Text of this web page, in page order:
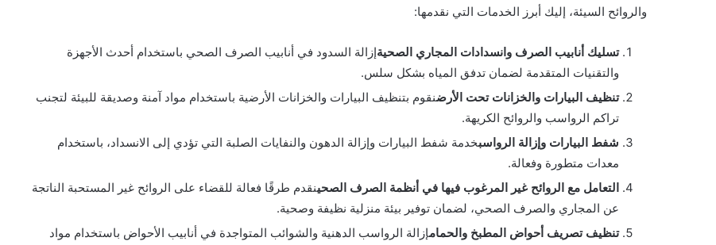
والروائح السيئة، إليك أبرز الخدمات التي نقدمها:
تسليك أنابيب الصرف وانسدادات المجاري الصحيةإزالة السدود في أنابيب الصرف الصحي باستخدام أحدث الأجهزة
والتقنيات المتقدمة لضمان تدفق المياه بشكل سلس.
تنظيف البيارات والخزانات تحت الأرضنقوم بتنظيف البيارات والخزانات الأرضية باستخدام مواد آمنة وصديقة للبيئة لتجنب
تراكم الرواسب والروائح الكريهة.
شفط البيارات وإزالة الرواسبخدمة شفط البيارات وإزالة الدهون والنفايات الصلبة التي تؤدي إلى الانسداد، باستخدام
معدات متطورة وفعالة.
التعامل مع الروائح غير المرغوب فيها في أنظمة الصرف الصحينقدم طرقًا فعالة للقضاء على الروائح غير المستحبة الناتجة
عن المجاري والصرف الصحي، لضمان توفير بيئة منزلية نظيفة وصحية.
تنظيف تصريف أحواض المطبخ والحمامإزالة الرواسب الدهنية والشوائب المتواجدة في أنابيب الأحواض باستخدام مواد